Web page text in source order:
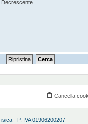
Decrescente
Cancella
- P. IVA 01906200207